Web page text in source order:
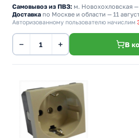
Самовывоз из ПВЗ: м. Новохохловская —
Доставка по Москве и области — 11
Авторизованному пользователю начислим
− + В